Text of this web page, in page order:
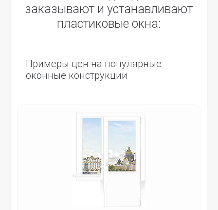
заказывают и устанавливают
пластиковые окна:
Примеры цен на популярные
оконные конструкции